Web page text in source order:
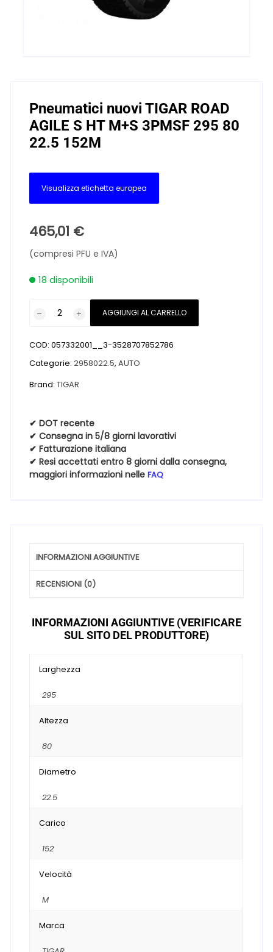
Pneumatici nuovi TIGAR ROAD
AGILE S HT M+S 3PMSF 295 80
22.5 152M
Visualizza etichetta europea
465,01 €
(compresi PFU e IVA)
18 disponibili
ROAD
AGILE
3PMSF
295
80
22.5
152M
AGGIUNGI AL CARRELLO
COD:057332001__3-3528707852786
Categorie:2958022.5,AUTO
Brand:TIGAR
✔ DOT recente
✔ Consegna in 5/8 giorni lavorativi
✔ Fatturazione italiana
✔ Resi accettati entro 8 giorni dalla consegna,
maggiori informazioni nelleFAQ
INFORMAZIONI AGGIUNTIVE
RECENSIONI (0)
INFORMAZIONI AGGIUNTIVE (VERIFICARE
SUL SITO DEL PRODUTTORE)
Larghezza
295
Altezza
80
Diametro
22.5
Carico
152
Velocità
M
Marca